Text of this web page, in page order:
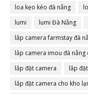
loa kẹo kéo đà nẵng
lumi
lumi Đà Nẵng
lắp camera farmstay đà
lắp camera imou đà nẵng
lắp đặt camera
lắp
lắp đặt camera cho kho